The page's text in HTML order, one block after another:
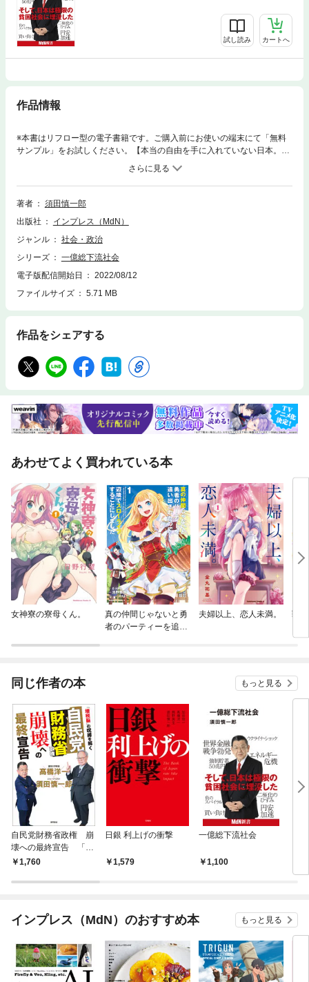
試し読み カートへ
作品情報
※本書はリフロー型の電子書籍です。ご購入前にお使いの端末にて「無料
サンプル」をお試しください。【本当の自由を手に入れていない日本。戦
後日本の復興は幻だったのか？】はたして「日本の貧困化」はどこまで進
んでいるのか──。その実態を掘り下げていき、背景を探っていくと、底
流にはひとつのファクト（事実）が見えてくる。日本の貧困化をもたらし
ている主たる要因は、新型コロナウイルスやロシアのウクライナ侵攻だけ
米国に従属してきた日本のスタンスこそが、「貧しい国ニッポン」を加速
させているのだ。取材するユーチューバーの異名も持つ経済ジャーナリス
でを全方位的に取材。いまある日本の現実と未来に警笛を鳴らす。〈本書
の主な内容〉まだ本当の「自由」を手に入れていない日本「コロナ」に
「ウクライナ危機」、そして「インフレ」、「円安」などさまざまな出来
事が日本を取り巻いている。そのなかで、時には目に見える形で立ちはだ
界がどう動くのか、自分たちの生活がどう変わろうとしているのか。それ
のとなるかもしれない。■二極化のひずみ～極限まで進んだ日本の貧困格
差■目の前にある日本の金融問題■金融とエネルギー問題は表裏一体■世界
京生まれ。日本大学経済学部卒。経済紙の記者を経て、フリー・ジャーナ
リストに。『夕刊フジ』『週刊ポスト』『週刊新潮』などで執筆活動を続
けるかたわら、テレビ朝日『ビートたけしのTVタックル』、読売テレビ
ス』、文化放送『須田慎一郎のこんなことだった!! 誰にもわかる経済
チューバー」としても多方面で活躍中。政界、官界、財界での豊富な人脈
を基に、数々のスクープを連発している。また、平成19年から24年まで、
内閣府、多重債務者対策本部有識者会議委員を務めた。主な著書に『下流
喰い』（ちくま新書）『投信バブルは崩壊する』（ベスト新書）、『コロ
ナ後の日本経済』（MdN新書）などがある。
著者
須田慎一郎
出版社
インプレス（MdN）
ジャンル
社会・政治
シリーズ
一億総下流社会
電子版配信開始日
2022/08/12
ファイルサイズ
5.71 MB
作品をシェアする
あわせてよく買われている本
女神寮の寮母くん。
真の仲間じゃないと勇
者のパーティーを追い
夫婦以上、恋人未満。 戦
同じ作者の本 もっと見る
自民党財務省政権 崩
壊への最終宣告 「増
税脳」の呪縛を解く
1,760
日銀 利上げの衝撃
1,579
一億総下流社会
1,100
インプレス（MdN）のおすすめ本 もっと見る